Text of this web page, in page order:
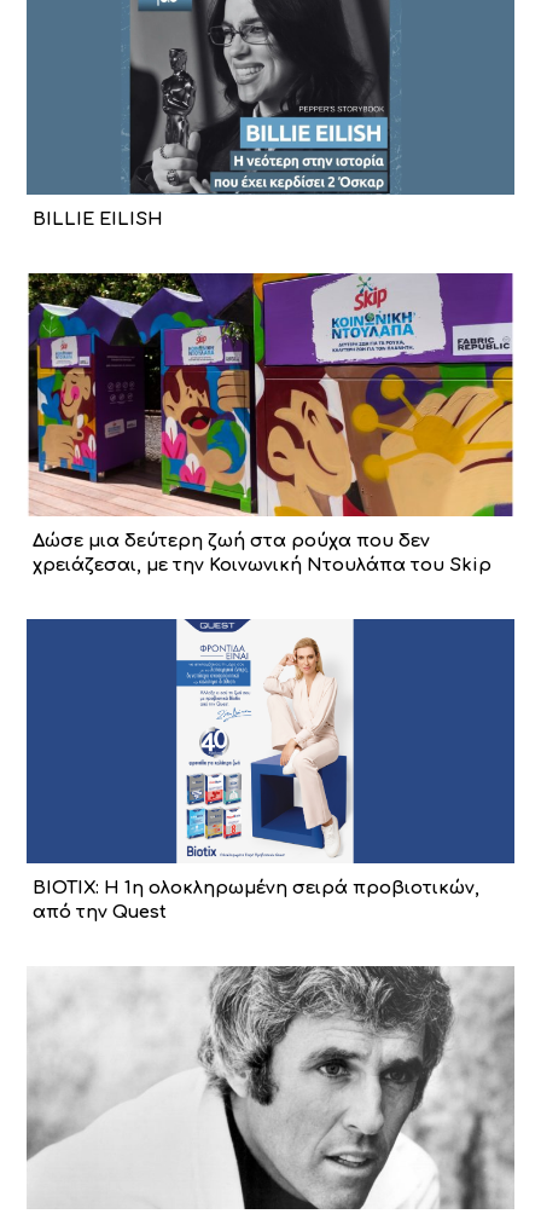
BILLIE EILISH
Δώσε μια δεύτερη ζωή στα ρούχα που δεν
χρειάζεσαι, με την Κοινωνική Ντουλάπα του Skip
BIOTIX: Η 1η ολοκληρωμένη σειρά προβιοτικών,
από την Quest